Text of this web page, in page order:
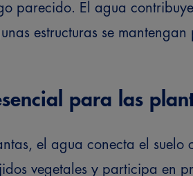
parecido. El agua
estructuras se mantengan
para las
el agua conecta el
vegetales y participa en